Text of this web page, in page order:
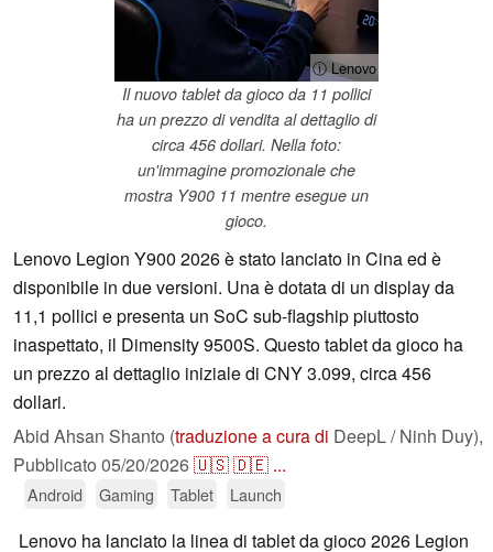
ⓘ Lenovo
Il nuovo tablet da gioco da 11 pollici
ha un prezzo di vendita al dettaglio di
circa 456 dollari. Nella foto:
un'immagine promozionale che
mostra Y900 11 mentre esegue un
gioco.
Lenovo Legion Y900 2026 è stato lanciato in Cina ed è
disponibile in due versioni. Una è dotata di un display da
11,1 pollici e presenta un SoC sub-flagship piuttosto
inaspettato, il Dimensity 9500S. Questo tablet da gioco ha
un prezzo al dettaglio iniziale di CNY 3.099, circa 456
dollari.
Abid Ahsan Shanto (traduzione a cura di DeepL / Ninh Duy),
Pubblicato 05/20/2026🇺🇸🇩🇪 ...
Android Gaming Tablet Launch
Lenovo ha lanciato la linea di tablet da gioco 2026 Legion